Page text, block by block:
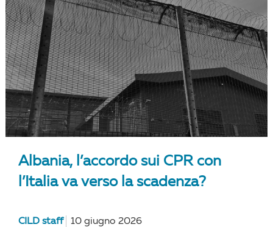
Albania, l’accordo sui CPR con
l’Italia va verso la scadenza?
CILD staff 10 giugno 2026